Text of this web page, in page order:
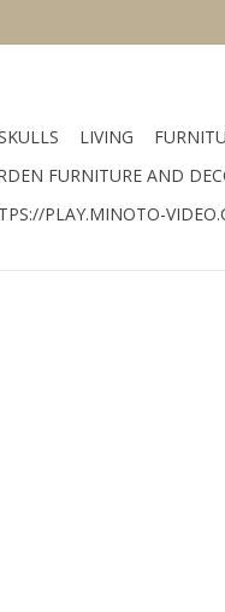
LIVING
FURNITURE AND
PLAY.MINOTO-